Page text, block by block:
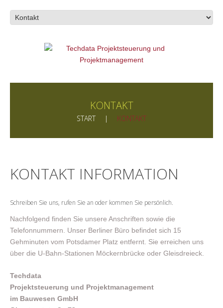
KONTAKT
START KONTAKT
KONTAKT INFORMATION
Schreiben Sie uns, rufen Sie an oder kommen Sie persönlich.
Nachfolgend finden Sie unsere Anschriften sowie die
Telefonnummern. Unser Berliner Büro befindet sich 15
Gehminuten vom Potsdamer Platz entfernt. Sie erreichen uns
über die U-Bahn-Stationen Möckernbrücke oder Gleisdreieck.
Techdata
Projektsteuerung und Projektmanagement
im Bauwesen GmbH